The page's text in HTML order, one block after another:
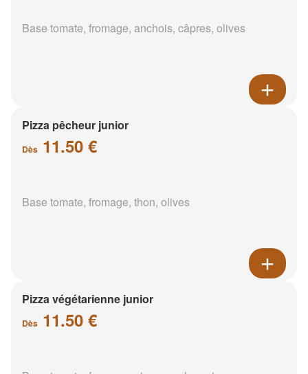
Base tomate, fromage, anchois, câpres, olives
Pizza pêcheur junior
Dès 11.50 €
Base tomate, fromage, thon, olives
Pizza végétarienne junior
Dès 11.50 €